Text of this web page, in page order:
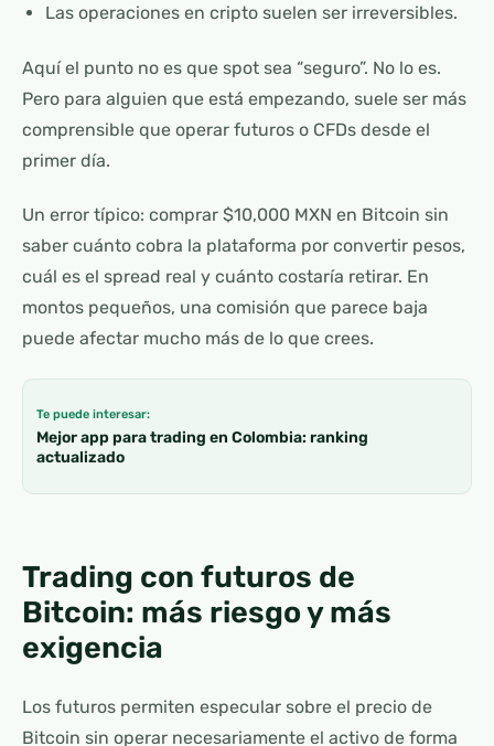
Las operaciones en cripto suelen ser irreversibles.
Aquí el punto no es que spot sea “seguro”. No lo es.
Pero para alguien que está empezando, suele ser más
comprensible que operar futuros o CFDs desde el
primer día.
Un error típico: comprar $10,000 MXN en Bitcoin sin
saber cuánto cobra la plataforma por convertir pesos,
cuál es el spread real y cuánto costaría retirar. En
montos pequeños, una comisión que parece baja
puede afectar mucho más de lo que crees.
Te puede interesar:
Mejor app para trading en Colombia: ranking
actualizado
Trading con futuros de
Bitcoin: más riesgo y más
exigencia
Los futuros permiten especular sobre el precio de
Bitcoin sin operar necesariamente el activo de forma